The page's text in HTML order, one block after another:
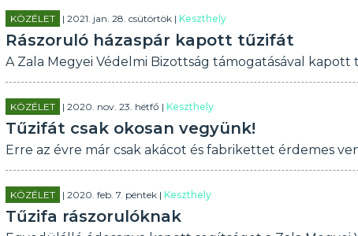
KÖZÉLET | 2021. jan. 28. csütörtök | Keszthely
Rászoruló házaspár kapott tűzifát
A Zala Megyei Védelmi Bizottság támogatásával kapott
KÖZÉLET | 2020. nov. 23. hétfő | Keszthely
Tűzifát csak okosan vegyünk!
Erre az évre már csak akácot és fabrikettet érdemes
KÖZÉLET | 2020. feb. 7. péntek | Keszthely
Tűzifa rászorulóknak